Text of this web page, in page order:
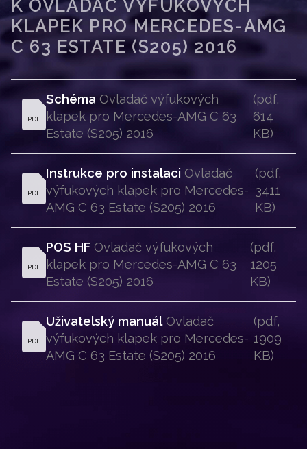
K OVLADAČ VÝFUKOVÝCH
KLAPEK PRO MERCEDES-AMG
C 63 ESTATE (S205) 2016
PDF
Schéma Ovladač výfukových
klapek pro Mercedes-AMG C 63
Estate (S205) 2016
(pdf,
614
KB)
PDF
Instrukce pro instalaci Ovladač
výfukových klapek pro Mercedes-
AMG C 63 Estate (S205) 2016
(pdf,
3411
KB)
PDF
POS HF Ovladač výfukových
klapek pro Mercedes-AMG C 63
Estate (S205) 2016
(pdf,
1205
KB)
PDF
Uživatelský manuál Ovladač
výfukových klapek pro Mercedes-
AMG C 63 Estate (S205) 2016
(pdf,
1909
KB)